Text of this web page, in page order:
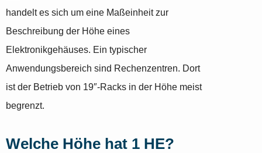
handelt es sich um eine Maßeinheit zur
Beschreibung der Höhe eines
Elektronikgehäuses. Ein typischer
Anwendungsbereich sind Rechenzentren. Dort
ist der Betrieb von 19″-Racks in der Höhe meist
begrenzt.
Welche Höhe hat 1 HE?